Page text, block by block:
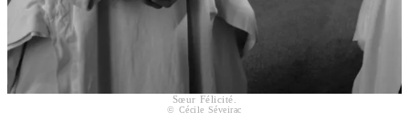
Sœur Félicité.
© Cécile Séveirac